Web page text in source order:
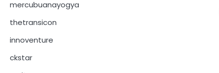
mercubuanayogya
thetransicon
innoventure
ckstar